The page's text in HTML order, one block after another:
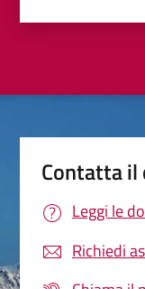
Contatta il
Leggi le
Richiedi